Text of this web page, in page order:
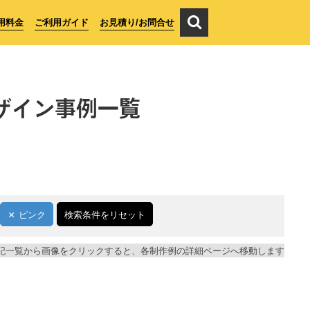
料金 ご利用ガイド お見積り/お問合せ
イン事例一覧
ピンク 検索条件をリセット
一覧から画像をクリックすると、各制作例の詳細ページへ移動します